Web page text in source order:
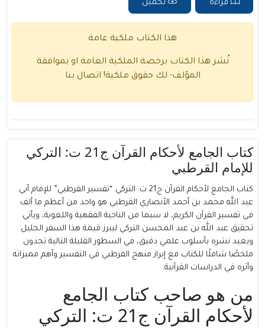
قراءة تحميل
هذا الكتاب ملكية عامة
نُشر هذا الكتاب برخصة الملكية العامة او بموافقة
المؤلف- لك حقوق ملكية! اتصال بنا
كتاب الجامع لأحكام القرآن ج21 ت: التركي
للإمام القرطبي
كتاب الجامع لأحكام القرآن ج21 ت: التركي “تفسير القرطبي” للإمام أبي
عبد الله محمد بن أحمد الأنصاري القرطبي هو واحد من أعظم ما ألف
في تفسير القرآن الكريم، لا سيما من الناحية الفقهية واللغوية، ويأتي
تحقيق عبد الله بن عبد المحسن التركي ليبرز قيمة هذا السفر الجليل
ويعيد نشره بأسلوب علمي دقيق، في السطور القليلة التالية تجدون
ملخصًا شاملًا للكتاب مع إبراز منهج القرطبي في التفسير وأهم مميزاته
وأثره في الدراسات القرآنية.
من هو صاحب كتاب الجامع
لأحكام القرآن ج21 ت: التركي